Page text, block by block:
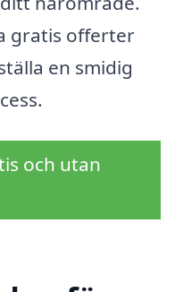
gratis offerter
en smidig
och utan